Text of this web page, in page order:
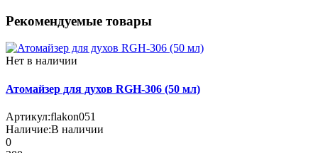
Рекомендуемые товары
Нет в наличии
Атомайзер для духов RGH-306 (50 мл)
Артикул:flakon051
Наличие:В наличии
0